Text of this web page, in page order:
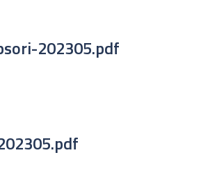
202305.pdf